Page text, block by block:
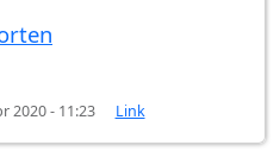
2020 - 11:23 Link